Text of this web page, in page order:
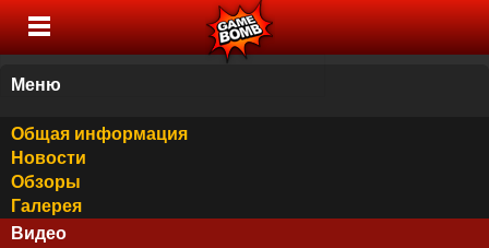
Меню
Общая информация
Новости
Обзоры
Галерея
Видео